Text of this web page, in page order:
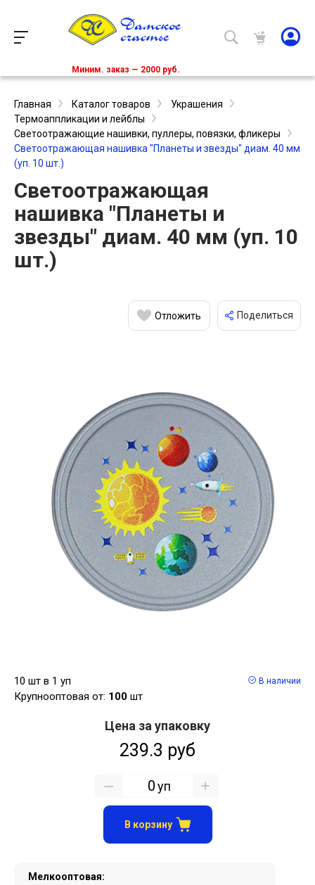
Миним. заказ — 2000 руб.
Главная Каталог товаров
Украшения
Термоаппликации и лейблы
Светоотражающие нашивки, пуллеры, повязки, фликеры
Светоотражающая нашивка "Планеты и звезды" диам. 40 мм
(уп. 10 шт.)
Светоотражающая
нашивка "Планеты и
звезды" диам. 40 мм (уп. 10
шт.)
Отложить Поделиться
10 шт в 1 уп
Крупнооптовая от: 100 шт
В наличии
Мелкооптовая:
Цена за упаковку
239.3 руб
уп
В корзину